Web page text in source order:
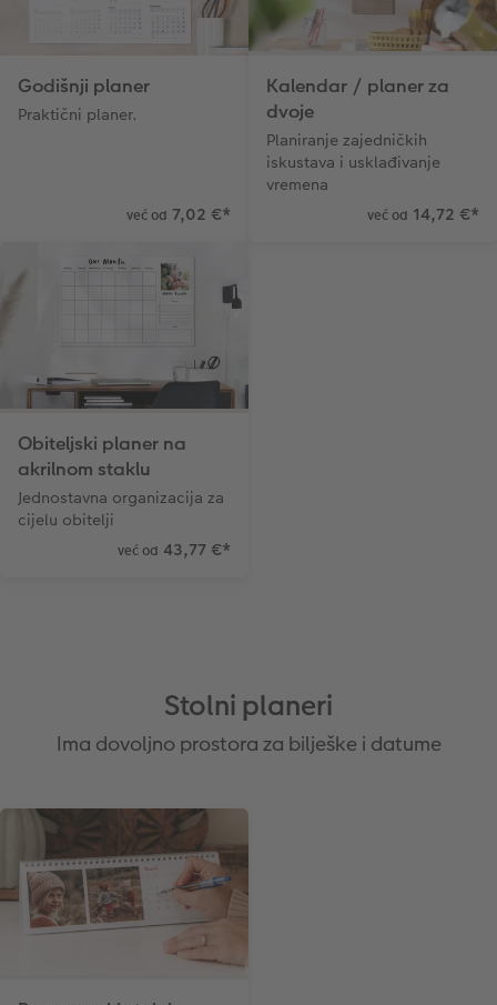
Godišnji planer
Praktični planer.
već od 7,02 €*
Kalendar / planer za
dvoje
Planiranje zajedničkih
iskustava i usklađivanje
vremena
već od 14,72 €*
Obiteljski planer na
akrilnom staklu
Jednostavna organizacija za
cijelu obitelji
već od 43,77 €*
Stolni planeri
Ima dovoljno prostora za bilješke i datume